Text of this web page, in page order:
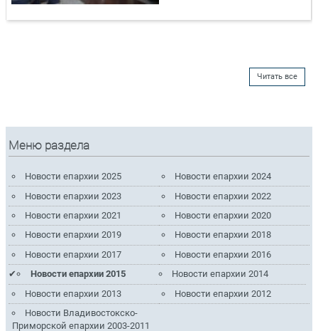
Читать все
Меню раздела
Новости епархии 2025
Новости епархии 2024
Новости епархии 2023
Новости епархии 2022
Новости епархии 2021
Новости епархии 2020
Новости епархии 2019
Новости епархии 2018
Новости епархии 2017
Новости епархии 2016
Новости епархии 2015
Новости епархии 2014
Новости епархии 2013
Новости епархии 2012
Новости Владивостокско-
Приморской епархии 2003-2011